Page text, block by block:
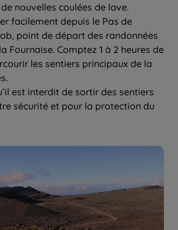
nouvelles coulées de lave.
facilement depuis le Pas de
point de départ des randonnées
Fournaise. Comptez 1 à 2 heures de
les sentiers principaux de la
est interdit de sortir des sentiers
sécurité et pour la protection du